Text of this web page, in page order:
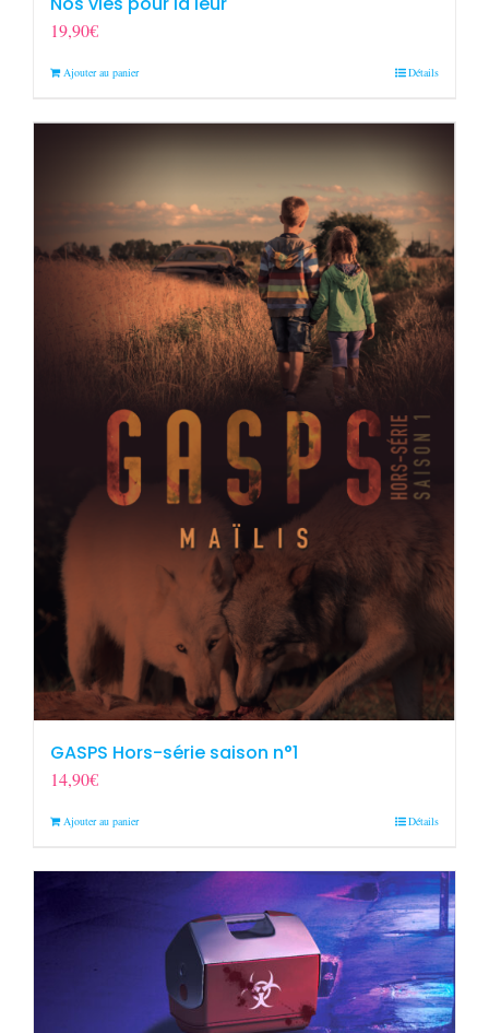
19,90€
Ajouter au panier Détails
GASPS Hors-série saison n°1
14,90€
Ajouter au panier Détails